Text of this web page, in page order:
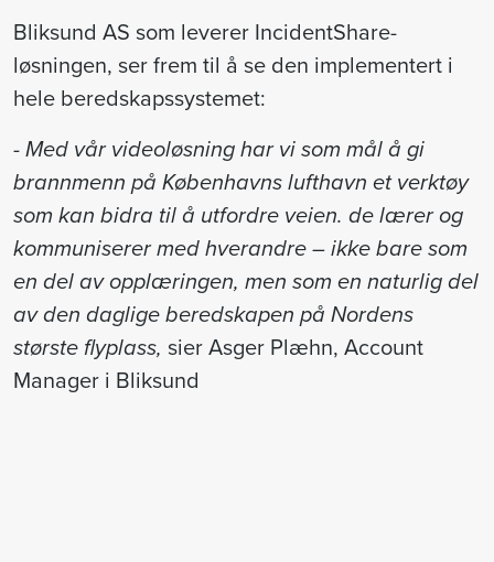
Bliksund AS som leverer IncidentShare-
løsningen, ser frem til å se den implementert i
hele beredskapssystemet:
- Med vår videoløsning har vi som mål å gi
brannmenn på Københavns lufthavn et verktøy
som kan bidra til å utfordre veien. de lærer og
kommuniserer med hverandre – ikke bare som
en del av opplæringen, men som en naturlig del
av den daglige beredskapen på Nordens
største flyplass, sier Asger Plæhn, Account
Manager i Bliksund